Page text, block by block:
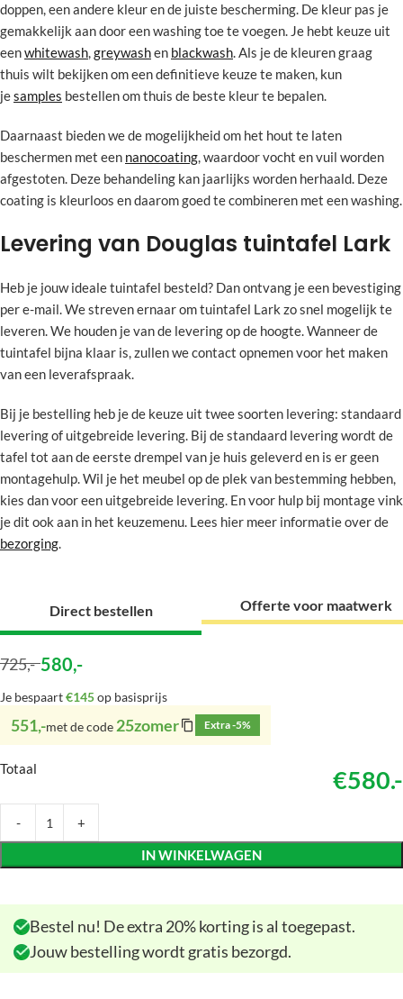
doppen, een andere kleur en de juiste bescherming. De kleur pas je
gemakkelijk aan door een washing toe te voegen. Je hebt keuze uit
eenwhitewash,greywashen blackwash. Als je de kleuren graag
thuis wilt bekijken om een definitieve keuze te maken, kun
jesamples bestellen om thuis de beste kleur te bepalen.
Daarnaast bieden we de mogelijkheid om het hout te laten
beschermen met een nanocoating, waardoor vocht en vuil worden
afgestoten. Deze behandeling kan jaarlijks worden herhaald. Deze
coating is kleurloos en daarom goed te combineren met een washing.
Levering van Douglas tuintafel Lark
Heb je jouw ideale tuintafel besteld? Dan ontvang je een bevestiging
per e-mail. We streven ernaar om tuintafel Lark zo snel mogelijk te
leveren. We houden je van de levering op de hoogte. Wanneer de
tuintafel bijna klaar is, zullen we contact opnemen voor het maken
van een leverafspraak.
Bij je bestelling heb je de keuze uit twee soorten levering: standaard
levering of uitgebreide levering. Bij de standaard levering wordt de
tafel tot aan de eerste drempel van je huis geleverd en is er geen
montagehulp. Wil je het meubel op de plek van bestemming hebben,
kies dan voor een uitgebreide levering. En voor hulp bij montage vink
je dit ook aan in het keuzemenu. Lees hier meer informatie over de
bezorging.
Direct bestellen Offerte voor maatwerk
725,- 580,-
Je bespaart€145op basisprijs
551,-met de code 25zomer Extra -5%
Totaal €580.-
IN WINKELWAGEN
Bestel nu! De extra 20% korting is al toegepast.
Jouw bestelling wordt gratis bezorgd.